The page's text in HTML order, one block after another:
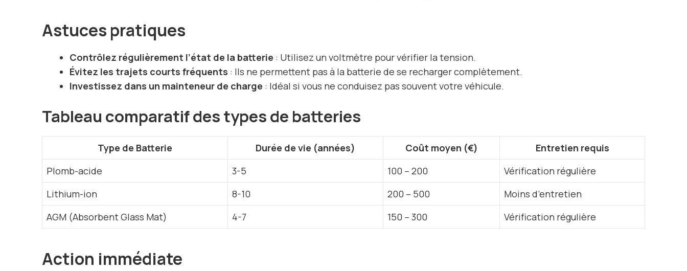
Astuces pratiques
Contrôlez régulièrement l’état de la batterie : Utilisez un voltmètre pour vérifier la tension.
Évitez les trajets courts fréquents : Ils ne permettent pas à la batterie de se recharger complètement.
Investissez dans un mainteneur de charge : Idéal si vous ne conduisez pas souvent votre véhicule.
Tableau comparatif des types de batteries
Type de Batterie Durée de vie (années) Coût moyen (€) Entretien requis
Plomb-acide
3-5 100 – 200
Vérification régulière
Lithium-ion
8-10 200 – 500
Moins d’entretien
AGM (Absorbent Glass Mat)
4-7 150 – 300 Vérification régulière
Action immédiate